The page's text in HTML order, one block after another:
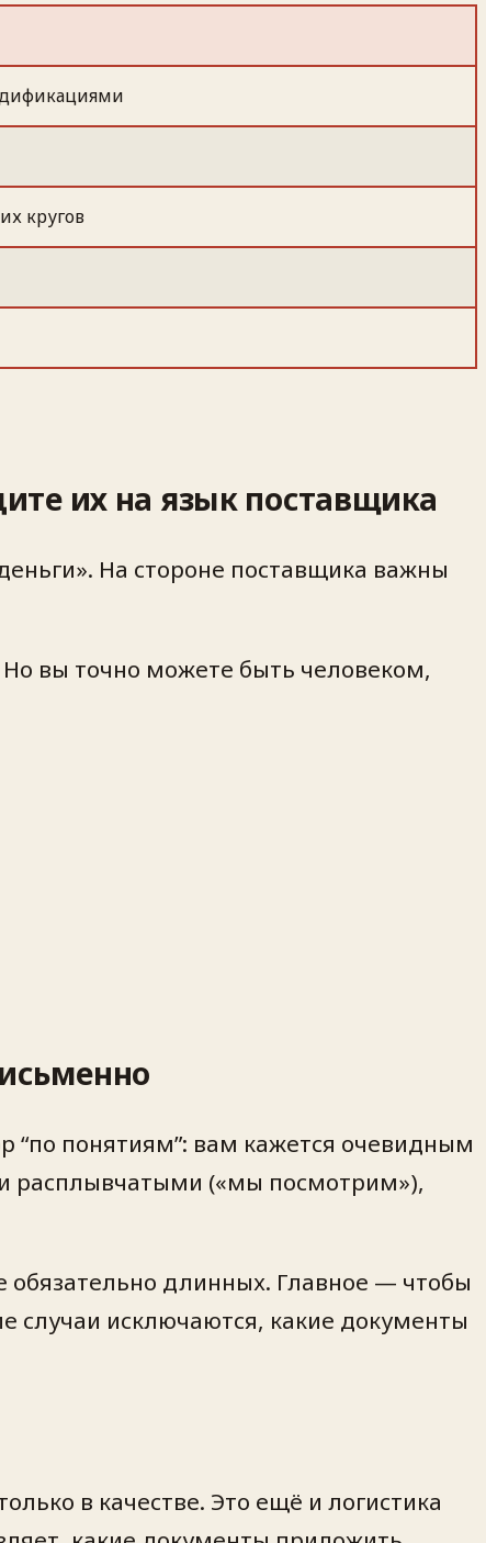
кругов
их на язык поставщика
На стороне поставщика важны
вы точно можете быть человеком,
понятиям”: вам кажется очевидным
расплывчатыми («мы посмотрим»),
обязательно длинных. Главное — чтобы
случаи исключаются, какие документы
в качестве. Это ещё и логистика